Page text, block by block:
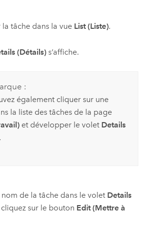
la tâche dans la vue List (Liste).
(Détails)s’affiche.
:
également cliquer sur une
la liste des tâches de la page
et développer le volet Details
nom de la tâche dans le volet Details
sur le bouton Edit (Mettre à